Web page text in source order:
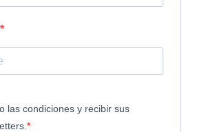
las condiciones y recibir sus